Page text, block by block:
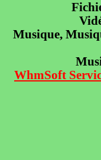
Musique,
WhmSoft